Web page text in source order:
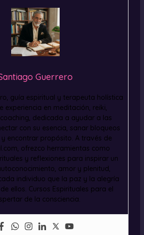
Guerrero
guía espiritual y terapeuta holística
experiencia en meditación, reiki,
dedicada a ayudar a las
con su esencia, sanar bloqueos
encontrar propósito. A través de
ofrezco herramientas como
y reflexiones para inspirar un
amor y plenitud,
individuo que la paz y la alegría
ellos. Cursos Espirituales para el
de la consciencia.